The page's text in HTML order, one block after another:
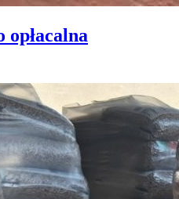
opłacalna